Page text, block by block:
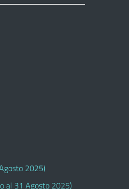
2025)
al 31 Agosto 2025)